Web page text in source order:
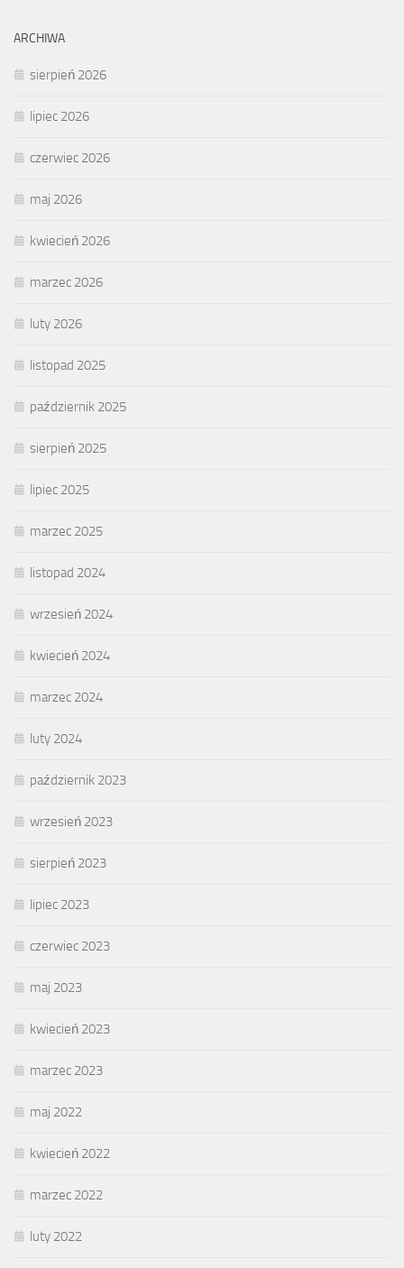
ARCHIWA
sierpień 2026
lipiec 2026
czerwiec 2026
maj 2026
kwiecień 2026
marzec 2026
luty 2026
listopad 2025
październik 2025
sierpień 2025
lipiec 2025
marzec 2025
listopad 2024
wrzesień 2024
kwiecień 2024
marzec 2024
luty 2024
październik 2023
wrzesień 2023
sierpień 2023
lipiec 2023
czerwiec 2023
maj 2023
kwiecień 2023
marzec 2023
maj 2022
kwiecień 2022
marzec 2022
luty 2022